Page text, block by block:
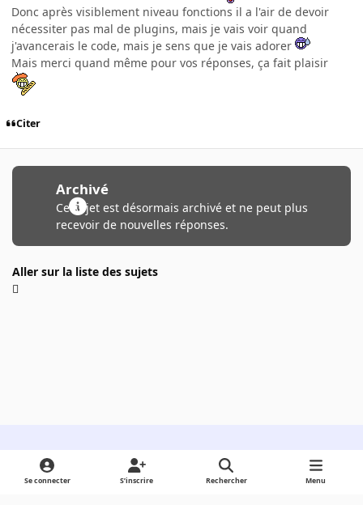
Donc après visiblement niveau fonctions il a l'air de devoir
nécessiter pas mal de plugins, mais je vais voir quand
j'avancerais le code, mais je sens que je vais adorer
Mais merci quand même pour vos réponses, ça fait plaisir
Citer
Archivé
Ce sujet est désormais archivé et ne peut plus
recevoir de nouvelles réponses.
Aller sur la liste des sujets
Light ModeDark ModeSystem Preference
Se connecter S’inscrire Rechercher Menu